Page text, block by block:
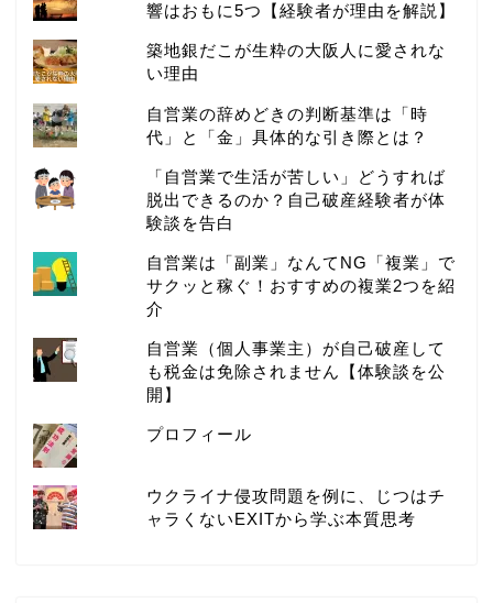
響はおもに5つ【経験者が理由を解説】
築地銀だこが生粋の大阪人に愛されな
い理由
自営業の辞めどきの判断基準は「時
代」と「金」具体的な引き際とは？
「自営業で生活が苦しい」どうすれば
脱出できるのか？自己破産経験者が体
験談を告白
自営業は「副業」なんてNG「複業」で
サクッと稼ぐ！おすすめの複業2つを紹
介
自営業（個人事業主）が自己破産して
も税金は免除されません【体験談を公
開】
プロフィール
ウクライナ侵攻問題を例に、じつはチ
ャラくないEXITから学ぶ本質思考